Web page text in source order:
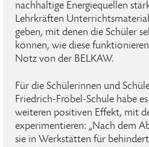
nachhaltige Energiequellen
Lehrkräften
geben, mit denen die Schüler
können, wie diese
Notz von der BELKAW.
Für die Schülerinnen und
Friedrich-Fröbel-Schule habe
weiteren positiven Effekt, mit
experimentieren: „Nach dem
sie in Werkstätten für